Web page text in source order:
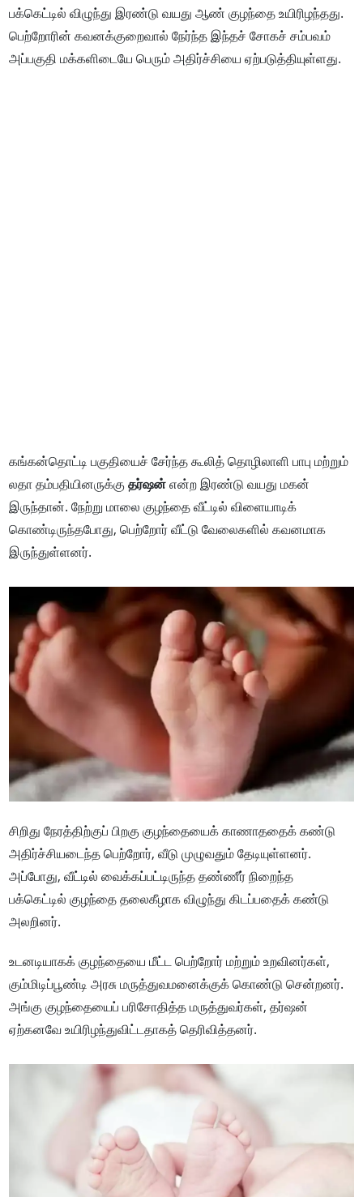
பக்கெட்டில் விழுந்து இரண்டு வயது ஆண் குழந்தை உயிரிழந்தது.
பெற்றோரின் கவனக்குறைவால் நேர்ந்த இந்தச் சோகச் சம்பவம்
அப்பகுதி மக்களிடையே பெரும் அதிர்ச்சியை ஏற்படுத்தியுள்ளது.
கங்கன்தொட்டி பகுதியைச் சேர்ந்த கூலித் தொழிலாளி பாபு மற்றும்
லதா தம்பதியினருக்குதர்ஷன்என்ற இரண்டு வயது மகன்
இருந்தான். நேற்று மாலை குழந்தை வீட்டில் விளையாடிக்
கொண்டிருந்தபோது, பெற்றோர் வீட்டு வேலைகளில் கவனமாக
இருந்துள்ளனர்.
சிறிது நேரத்திற்குப் பிறகு குழந்தையைக் காணாததைக் கண்டு
அதிர்ச்சியடைந்த பெற்றோர், வீடு முழுவதும் தேடியுள்ளனர்.
அப்போது, வீட்டில் வைக்கப்பட்டிருந்த தண்ணீர் நிறைந்த
பக்கெட்டில் குழந்தை தலைகீழாக விழுந்து கிடப்பதைக் கண்டு
அலறினர்.
உடனடியாகக் குழந்தையை மீட்ட பெற்றோர் மற்றும் உறவினர்கள்,
கும்மிடிப்பூண்டி அரசு மருத்துவமனைக்குக் கொண்டு சென்றனர்.
அங்கு குழந்தையைப் பரிசோதித்த மருத்துவர்கள், தர்ஷன்
ஏற்கனவே உயிரிழந்துவிட்டதாகத் தெரிவித்தனர்.